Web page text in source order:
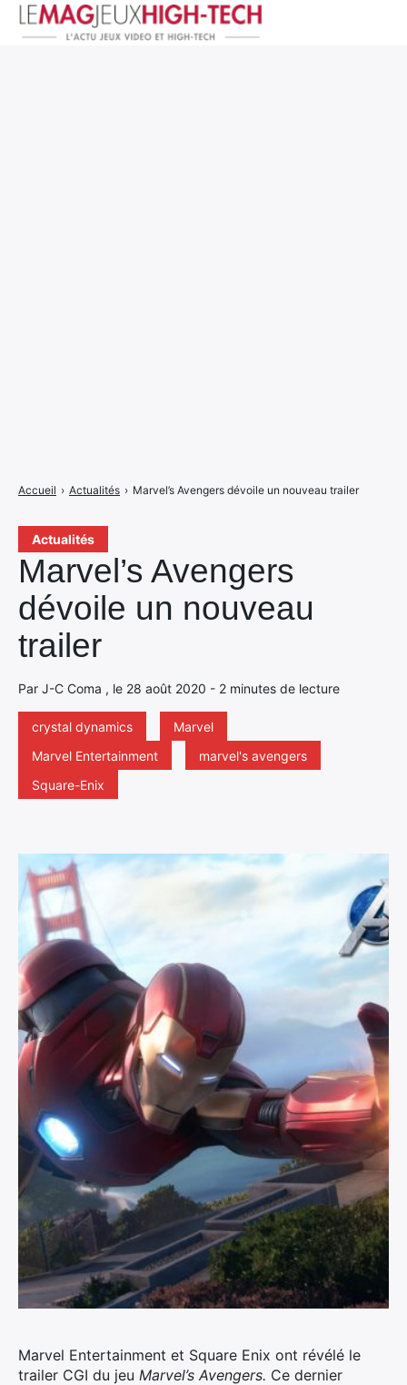
Actualités
Marvel’s Avengers
dévoile un nouveau
trailer
Par J-C Coma , le 28 août 2020 - 2 minutes de lecture
crystal dynamics
Marvel
Marvel Entertainment
marvel's avengers
Square-Enix
Accueil › Actualités › Marvel’s Avengers dévoile un nouveau trailer
Marvel Entertainment et Square Enix ont révélé le
trailer CGI du jeu Marvel’s Avengers. Ce dernier